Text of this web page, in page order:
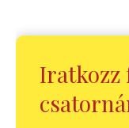
Iratkozz